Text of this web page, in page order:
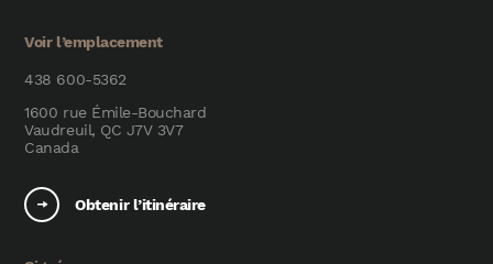
Voir l’emplacement
438 600-5362
1600 rue Émile-Bouchard
Vaudreuil, QC J7V 3V7
Canada
Obtenir l’itinéraire